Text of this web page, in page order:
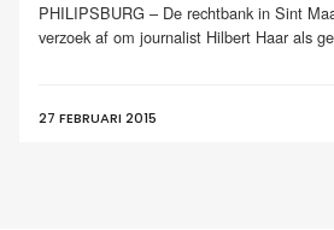
PHILIPSBURG – De rechtbank in Sint
verzoek af om journalist Hilbert Haar als
27 FEBRUARI 2015